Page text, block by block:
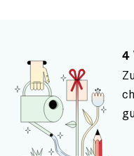
Die
registrierte
4